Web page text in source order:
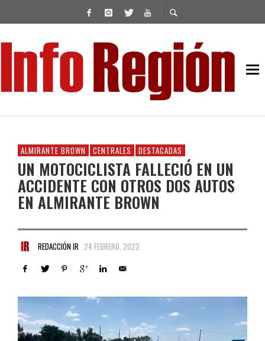
ALMIRANTE BROWN CENTRALES DESTACADAS
UN MOTOCICLISTA FALLECIÓ EN UN
ACCIDENTE CON OTROS DOS AUTOS
EN ALMIRANTE BROWN
REDACCIÓN IR 24 FEBRERO, 2022